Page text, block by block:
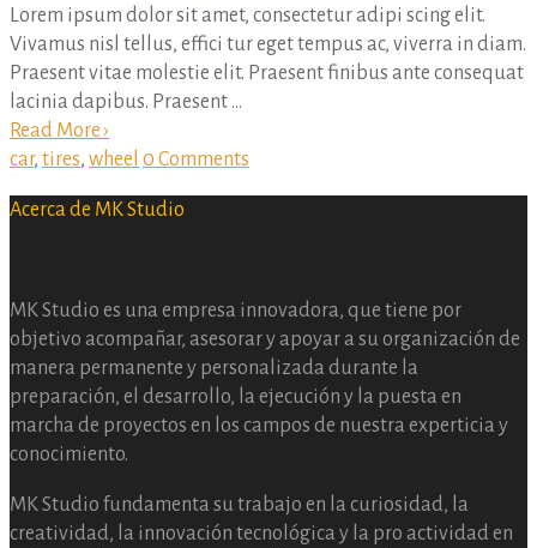
Lorem ipsum dolor sit amet, consectetur adipi scing elit.
Vivamus nisl tellus, effici tur eget tempus ac, viverra in diam.
Praesent vitae molestie elit. Praesent finibus ante consequat
lacinia dapibus. Praesent ...
Read More ›
car, tires, wheel 0 Comments
Acerca de MK Studio
MK Studio es una empresa innovadora, que tiene por
objetivo acompañar, asesorar y apoyar a su organización de
manera permanente y personalizada durante la
preparación, el desarrollo, la ejecución y la puesta en
marcha de proyectos en los campos de nuestra experticia y
conocimiento.
MK Studio fundamenta su trabajo en la curiosidad, la
creatividad, la innovación tecnológica y la pro actividad en